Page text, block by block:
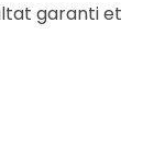
garanti et